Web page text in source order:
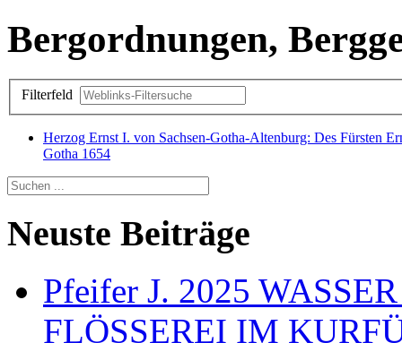
Bergordnungen,
Filterfeld
Herzog Ernst I. von Sachsen-Gotha-Altenburg: Des Fürsten
Gotha 1654
Neuste Beiträge
Pfeifer J. 2025
FLÖSSEREI IM